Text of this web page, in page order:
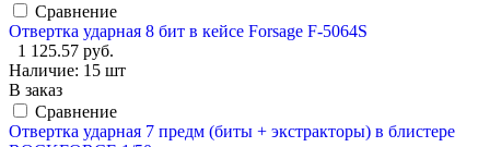
Сравнение
Отвертка ударная 8 бит в кейсе Forsage F-5064S
1 125.57 руб.
Наличие: 15 шт
В заказ
Сравнение
Отвертка ударная 7 предм (биты + экстракторы) в блистере